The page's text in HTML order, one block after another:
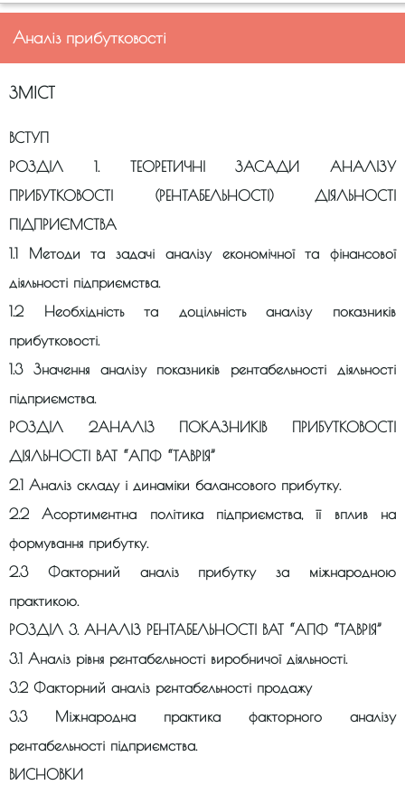
Аналіз прибутковості
ЗМІСТ
ВСТУП
РОЗДІЛ 1. ТЕОРЕТИЧНІ ЗАСАДИ АНАЛІЗУ
ПРИБУТКОВОСТІ (РЕНТАБЕЛЬНОСТІ) ДІЯЛЬНОСТІ
ПІДПРИЄМСТВА
1.1 Методи та задачі аналізу економічної та фінансової
діяльності підприємства.
1.2 Необхідність та доцільність аналізу показників
прибутковості.
1.3 Значення аналізу показників рентабельності діяльності
підприємства.
РОЗДІЛ 2АНАЛІЗ ПОКАЗНИКІВ ПРИБУТКОВОСТІ
ДІЯЛЬНОСТІ ВАТ “АПФ “ТАВРІЯ”
2.1 Аналіз складу і динаміки балансового прибутку.
2.2 Асортиментна політика підприємства, її вплив на
формування прибутку.
2.3 Факторний аналіз прибутку за міжнародною
практикою.
РОЗДІЛ 3. АНАЛІЗ РЕНТАБЕЛЬНОСТІ ВАТ “АПФ “ТАВРІЯ”
3.1 Аналіз рівня рентабельності виробничої діяльності.
3.2 Факторний аналіз рентабельності продажу
3.3 Міжнародна практика факторного аналізу
рентабельності підприємства.
ВИСНОВКИ